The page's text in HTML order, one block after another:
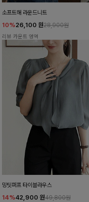
소프트해 라운드니트
10%26,100 원28,900원
리뷰 카운트 영역
밍팃퍼프 타이블라우스
14%42,900 원49,800원